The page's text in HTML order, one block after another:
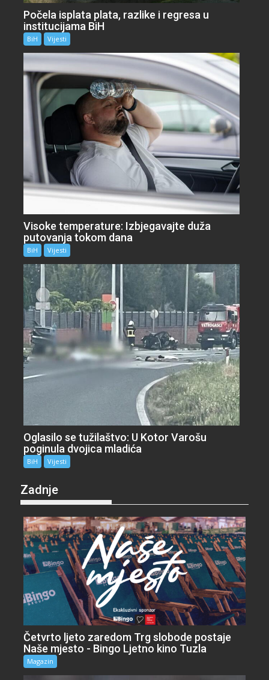
Počela isplata plata, razlike i regresa u
institucijama BiH
BiH Vijesti
Visoke temperature: Izbjegavajte duža
putovanja tokom dana
BiH Vijesti
Oglasilo se tužilaštvo: U Kotor Varošu
poginula dvojica mladića
BiH Vijesti
Zadnje
Četvrto ljeto zaredom Trg slobode postaje
Naše mjesto - Bingo Ljetno kino Tuzla
Magazin